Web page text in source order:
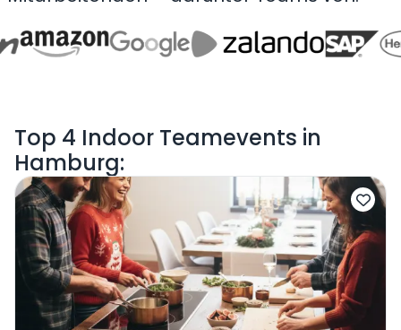
Top 4 Indoor Teamevents in
Hamburg: